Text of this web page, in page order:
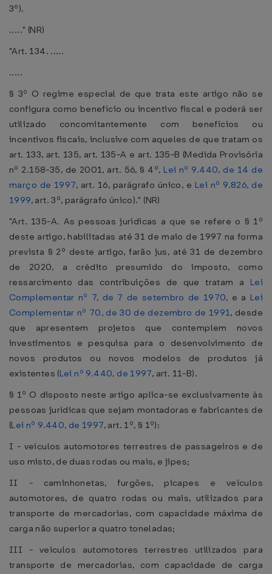
3º).
....." (NR)
"Art. 134. .....
.....
§ 3º O regime especial de que trata este artigo não se
configura como benefício ou incentivo fiscal e poderá ser
utilizado concomitantemente com benefícios ou
incentivos fiscais, inclusive com aqueles de que tratam os
art. 133, art. 135, art. 135-A e art. 135-B (Medida Provisória
nº 2.158-35, de 2001, art. 56, § 4º, Lei nº 9.440, de 14 de
março de 1997, art. 16, parágrafo único, e Lei nº 9.826, de
1999, art. 3º, parágrafo único)." (NR)
"Art. 135-A. As pessoas jurídicas a que se refere o § 1º
deste artigo, habilitadas até 31 de maio de 1997 na forma
prevista § 2º deste artigo, farão jus, até 31 de dezembro
de 2020, a crédito presumido do imposto, como
ressarcimento das contribuições de que tratam a Lei
Complementar nº 7, de 7 de setembro de 1970, e a Lei
Complementar nº 70, de 30 de dezembro de 1991, desde
que apresentem projetos que contemplem novos
investimentos e pesquisa para o desenvolvimento de
novos produtos ou novos modelos de produtos já
existentes (Lei nº 9.440, de 1997, art. 11-B).
§ 1º O disposto neste artigo aplica-se exclusivamente às
pessoas jurídicas que sejam montadoras e fabricantes de
(Lei nº 9.440, de 1997, art. 1º, § 1º):
I - veículos automotores terrestres de passageiros e de
uso misto, de duas rodas ou mais, e jipes;
II - caminhonetas, furgões, picapes e veículos
automotores, de quatro rodas ou mais, utilizados para
transporte de mercadorias, com capacidade máxima de
carga não superior a quatro toneladas;
III - veículos automotores terrestres utilizados para
transporte de mercadorias, com capacidade de carga